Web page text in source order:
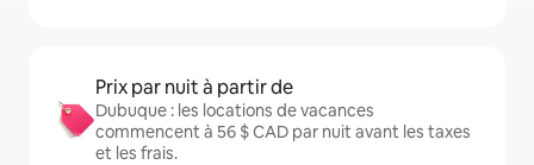
Prix par nuit à partir de
Dubuque : les locations de vacances
commencent à 56 $ CAD par nuit avant les taxes
et les frais.